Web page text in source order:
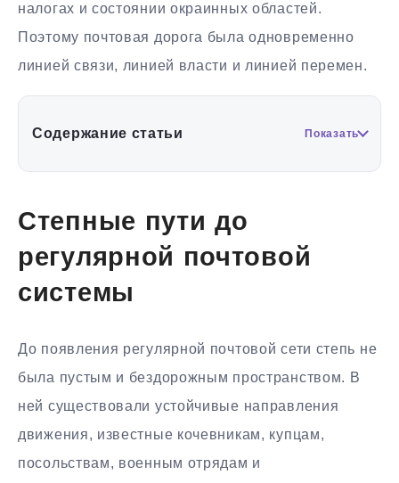
налогах и состоянии окраинных областей.
Поэтому почтовая дорога была одновременно
линией связи, линией власти и линией перемен.
Содержание статьи Показать
Степные пути до
регулярной почтовой
системы
До появления регулярной почтовой сети степь не
была пустым и бездорожным пространством. В
ней существовали устойчивые направления
движения, известные кочевникам, купцам,
посольствам, военным отрядам и